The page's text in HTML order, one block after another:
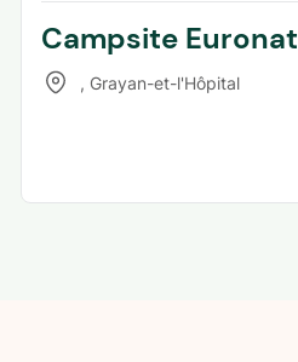
Campsite Euronat
, Grayan-et-l'Hôpital